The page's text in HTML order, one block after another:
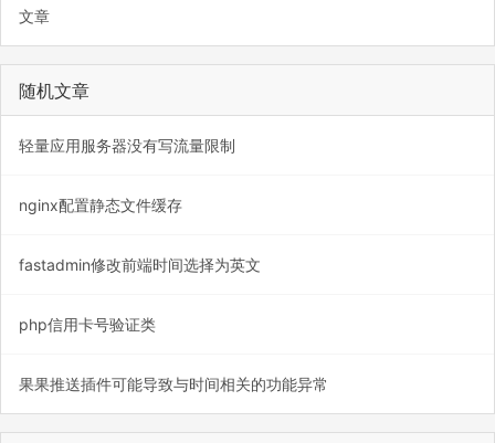
文章
随机文章
轻量应用服务器没有写流量限制
nginx配置静态文件缓存
fastadmin修改前端时间选择为英文
php信用卡号验证类
果果推送插件可能导致与时间相关的功能异常